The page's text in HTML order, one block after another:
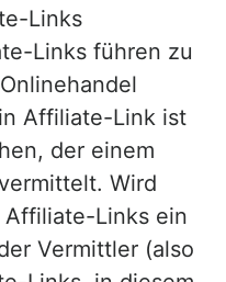
Links
Links führen zu
Affiliate-Link ist
der einem
Wird
Affiliate-Links ein
Vermittler (also